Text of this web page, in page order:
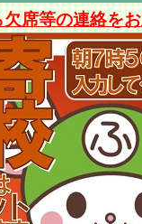
席等の連絡を